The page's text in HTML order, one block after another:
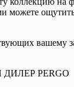
можете
вашему
PERGO